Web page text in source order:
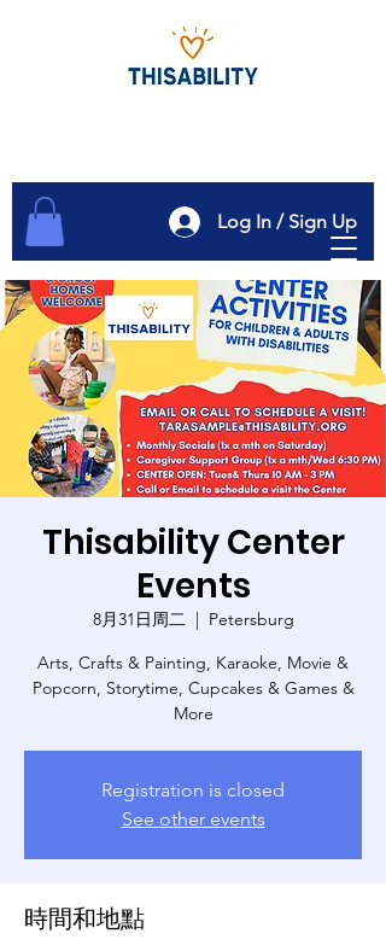
Log In / Sign Up
Thisability Center
Events
8月31日周二
  |
Petersburg
Arts, Crafts & Painting, Karaoke, Movie &
Popcorn, Storytime, Cupcakes & Games &
More
Registration is closed
See other events
時間和地點